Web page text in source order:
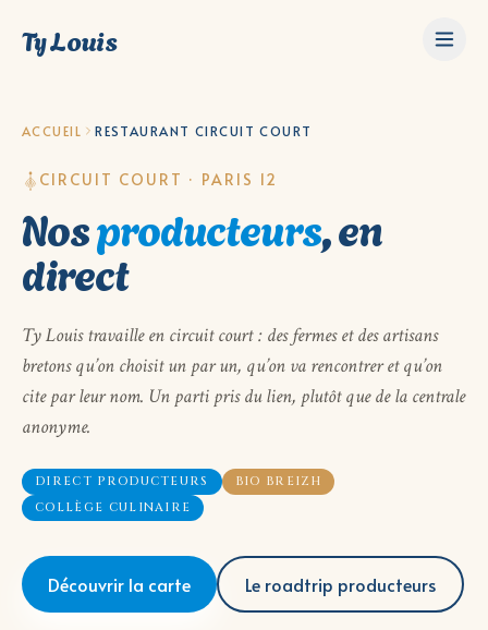
Ty Louis
ACCUEIL RESTAURANT CIRCUIT COURT
CIRCUIT COURT · PARIS 12
Nosproducteurs, en
direct
Ty Louis travaille en circuit court : des fermes et des artisans
bretons qu’on choisit un par un, qu’on va rencontrer et qu’on
cite par leur nom. Un parti pris du lien, plutôt que de la centrale
anonyme.
DIRECT PRODUCTEURS
BIO BREIZH
COLLÈGE CULINAIRE
Découvrir la carte Le roadtrip producteurs